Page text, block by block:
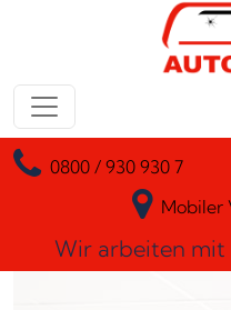
Zum Inhalt springen
Hauptnavigation
0800 / 930 930 7
Mobiler
Wir arbeiten mit